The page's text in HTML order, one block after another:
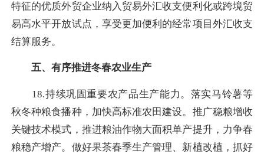
特征的优质外贸企业纳入贸易外汇收支便利化或跨境贸
易高水平开放试点，享受更加便利的经常项目外汇收支
结算服务。
五、有序推进冬春农业生产
18.持续巩固重要农产品生产能力。落实马铃薯等
秋冬种粮食播种，加快高标准农田建设。推广稳粮增收
关键技术模式，推进粮油作物大面积单产提升，力争春
粮稳产增产。做好果茶春季生产管理、新植改植，抓好